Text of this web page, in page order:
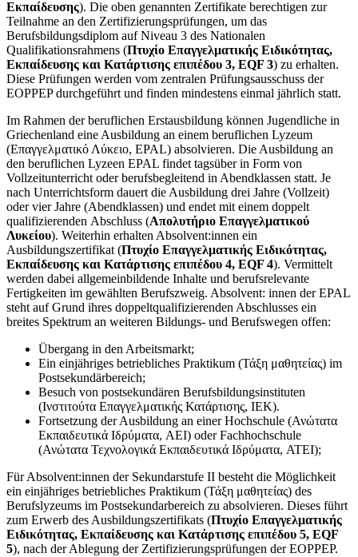
Εκπαίδευσης). Die oben genannten Zertifikate berechtigen zur
Teilnahme an den Zertifizierungsprüfungen, um das
Berufsbildungsdiplom auf Niveau 3 des Nationalen
Qualifikationsrahmens (Πτυχίο Επαγγελματικής Ειδικότητας,
Εκπαίδευσης και Κατάρτισης επιπέδου 3, EQF 3) zu erhalten.
Diese Prüfungen werden vom zentralen Prüfungsausschuss der
EOPPEP durchgeführt und finden mindestens einmal jährlich statt.
Im Rahmen der beruflichen Erstausbildung können Jugendliche in
Griechenland eine Ausbildung an einem beruflichen Lyzeum
(Επαγγελματικό Λύκειο, EPAL) absolvieren. Die Ausbildung an
den beruflichen Lyzeen EPAL findet tagsüber in Form von
Vollzeitunterricht oder berufsbegleitend in Abendklassen statt. Je
nach Unterrichtsform dauert die Ausbildung drei Jahre (Vollzeit)
oder vier Jahre (Abendklassen) und endet mit einem doppelt
qualifizierenden Abschluss (Απολυτήριο Επαγγελματικού
Λυκείου). Weiterhin erhalten Absolvent:innen ein
Ausbildungszertifikat (Πτυχίο Επαγγελματικής Ειδικότητας,
Εκπαίδευσης και Κατάρτισης επιπέδου 4, EQF 4). Vermittelt
werden dabei allgemeinbildende Inhalte und berufsrelevante
Fertigkeiten im gewählten Berufszweig. Absolvent: innen der EPAL
steht auf Grund ihres doppeltqualifizierenden Abschlusses ein
breites Spektrum an weiteren Bildungs- und Berufswegen offen:
Übergang in den Arbeitsmarkt;
Ein einjähriges betriebliches Praktikum (Τάξη μαθητείας) im
Postsekundärbereich;
Besuch von postsekundären Berufsbildungsinstituten
(Ινστιτούτα Επαγγελματικής Κατάρτισης, IEK).
Fortsetzung der Ausbildung an einer Hochschule (Ανώτατα
Εκπαιδευτικά Ιδρύματα, AEI) oder Fachhochschule
(Ανώτατα Τεχνολογικά Εκπαιδευτικά Ιδρύματα, ATEI);
Für Absolvent:innen der Sekundarstufe II besteht die Möglichkeit
ein einjähriges betriebliches Praktikum (Τάξη μαθητείας) des
Berufslyzeums im Postsekundarbereich zu absolvieren. Dieses führt
zum Erwerb des Ausbildungszertifikats (Πτυχίο Επαγγελματικής
Ειδικότητας, Εκπαίδευσης και Κατάρτισης επιπέδου 5, EQF
5), nach der Ablegung der Zertifizierungsprüfungen der EOPPEP.